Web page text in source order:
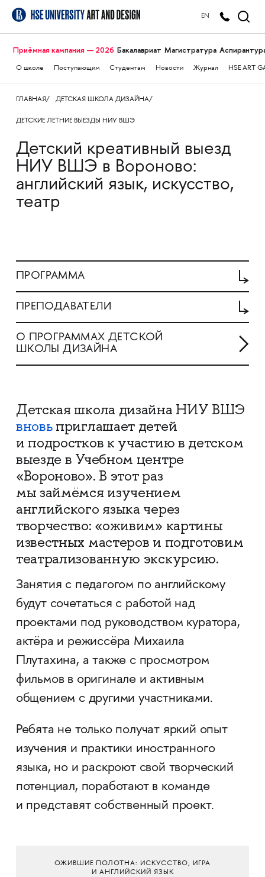
EN
Приёмная кампания — 2026 Бакалавриат Магистратура
О школе Поступающим Студентам Новости Журнал HSE ART
ГЛАВНАЯ ДЕТСКАЯ ШКОЛА ДИЗАЙНА
ДЕТСКИЕ ЛЕТНИЕ ВЫЕЗДЫ НИУ ВШЭ
Детский креативный выезд
НИУ ВШЭ в Вороново:
английский язык, искусство,
театр
ПРОГРАММА
ПРЕПОДАВАТЕЛИ
О ПРОГРАММАХ ДЕТСКОЙ
ШКОЛЫ ДИЗАЙНА
Детская школа дизайна НИУ ВШЭ
вновь приглашает детей
и подростков к участию в детском
выезде в Учебном центре
«Вороново». В этот раз
мы займёмся изучением
английского языка через
творчество: «оживим» картины
известных мастеров и подготовим
театрализованную экскурсию.
Занятия с педагогом по английскому
будут сочетаться с работой над
проектами под руководством куратора,
актёра и режиссёра Михаила
Плутахина, а также с просмотром
фильмов в оригинале и активным
общением с другими участниками.
Ребята не только получат яркий опыт
изучения и практики иностранного
языка, но и раскроют свой творческий
потенциал, поработают в команде
и представят собственный проект.
ОЖИВШИЕ ПОЛОТНА: ИСКУССТВО, ИГРА
И АНГЛИЙСКИЙ ЯЗЫК